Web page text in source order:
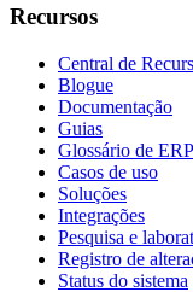
Recursos
Central de
Blogue
Documentação
Guias
Glossário de ERP
Casos de uso
Soluções
Integrações
Pesquisa e
Registro de
Status do sistema